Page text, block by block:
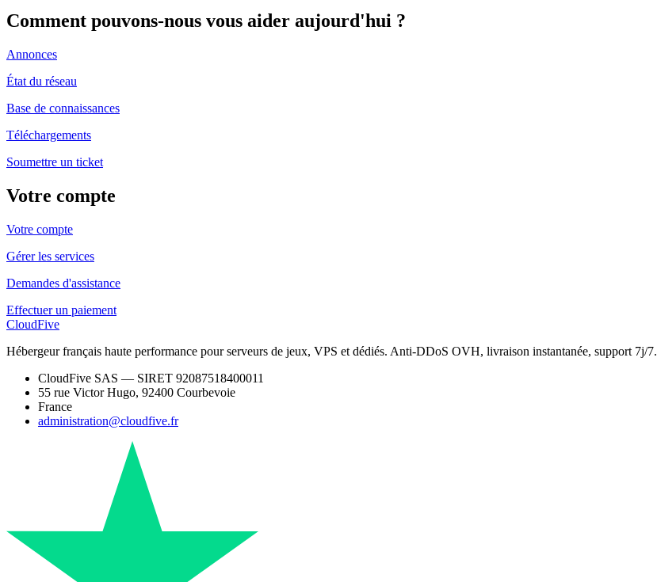
Comment pouvons-nous vous aider aujourd'hui ?
Annonces
État du réseau
Base de connaissances
Téléchargements
Soumettre un ticket
Votre compte
Votre compte
Gérer les services
Demandes d'assistance
Effectuer un paiement
CloudFive
Hébergeur français haute performance pour serveurs de jeux, VPS et dédiés. Anti-DDoS OVH, livraison instantanée, support 7j/7.
CloudFive SAS — SIRET 92087518400011
55 rue Victor Hugo, 92400 Courbevoie
France
administration@cloudfive.fr